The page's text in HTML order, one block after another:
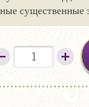
существенные